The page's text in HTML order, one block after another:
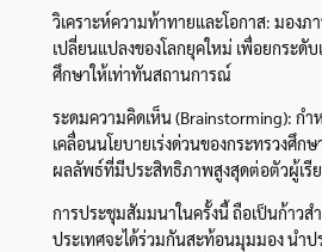
วิเคราะห์ความท้าทายและโอกาส: มองภ
เปลี่ยนแปลงของโลกยุคใหม่ เพื่อยกระ
ศึกษาให้เท่าทันสถานการณ์
ระดมความคิดเห็น (Brainstorming): ก
เคลื่อนนโยบายเร่งด่วนของกระทรวงศึกษ
ผลลัพธ์ที่มีประสิทธิภาพสูงสุดต่อตัวผู้เรี
การประชุมสัมมนาในครั้งนี้ ถือเป็นก้าว
ประเทศจะได้ร่วมกันสะท้อนมุมมอง นำ